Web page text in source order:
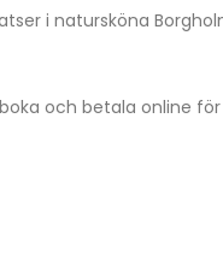
i natursköna
och betala online